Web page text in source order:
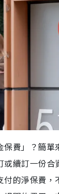
費」？簡單
續訂一份合
付的淨保費，